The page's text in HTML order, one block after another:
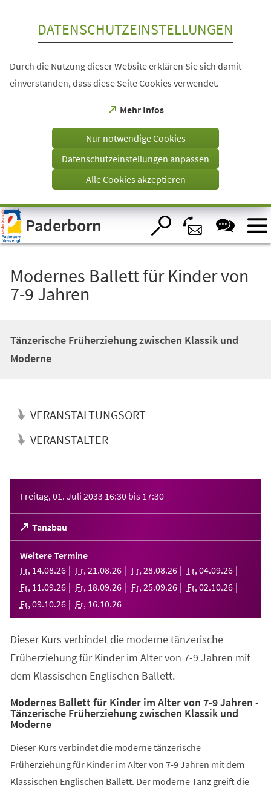
Visuelle
Assistenzsoftware
öffnen.
DATENSCHUTZEINSTELLUNGEN
Durch die Nutzung dieser Website erklären Sie sich damit
einverstanden, dass diese Seite Cookies verwendet.
Mehr Infos
(Öffnet
einem
Tab)
Nur notwendige Cookies
Datenschutzeinstellungen anpassen
Alle Cookies akzeptieren
Paderborn
Modernes Ballett für Kinder von
7-9 Jahren
Tänzerische Früherziehung zwischen Klassik und
Moderne
VERANSTALTUNGSORT
VERANSTALTER
Freitag, 01. Juli 2033 16:30 bis 17:30
Tanzbau
(Öffnet
in
einem
neuen
Tab)
Weitere Termine
Fr, 14.08.26 Fr, 21 .08.26 Fr, 28.08.26 Fr, 04.09.26
Fr, 11 .09.26 Fr, 18.09.26 Fr, 25.09.26 Fr, 02.10.26
Fr, 09.10.26 Fr, 16.10.26
Dieser Kurs verbindet die moderne tänzerische
Früherziehung für Kinder im Alter von 7-9 Jahren mit
dem Klassischen Englischen Ballett.
Modernes Ballett für Kinder im Alter von 7-9 Jahren -
Tänzerische Früherziehung zwischen Klassik und
Moderne
Dieser Kurs verbindet die moderne tänzerische
Früherziehung für Kinder im Alter von 7-9 Jahren mit dem
Klassischen Englischen Ballett. Der moderne Tanz greift die